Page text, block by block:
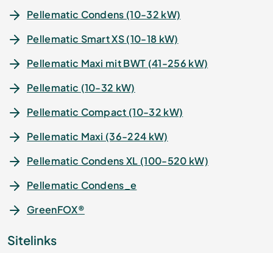
Pellematic Condens (10-32 kW)
Pellematic Smart XS (10-18 kW)
Pellematic Maxi mit BWT (41-256 kW)
Pellematic (10-32 kW)
Pellematic Compact (10-32 kW)
Pellematic Maxi (36-224 kW)
Pellematic Condens XL (100-520 kW)
Pellematic Condens_e
GreenFOX®
Sitelinks